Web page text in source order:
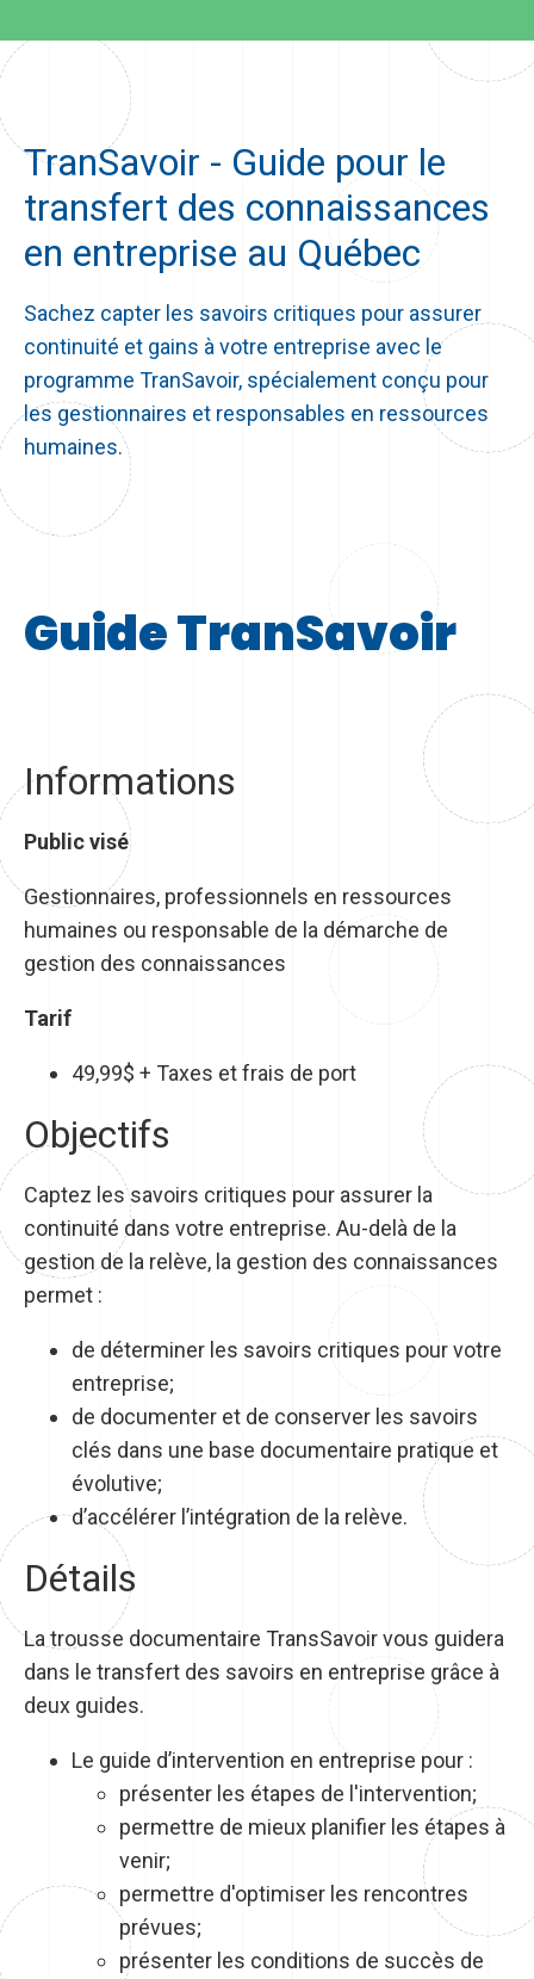
TranSavoir - Guide pour le
transfert des connaissances
en entreprise au Québec
Sachez capter les savoirs critiques pour assurer
continuité et gains à votre entreprise avec le
programme TranSavoir, spécialement conçu pour
les gestionnaires et responsables en ressources
humaines.
Guide TranSavoir
Informations
Public visé
Gestionnaires, professionnels en ressources
humaines ou responsable de la démarche de
gestion des connaissances
Tarif
49,99$ + Taxes et frais de port
Objectifs
Captez les savoirs critiques pour assurer la
continuité dans votre entreprise. Au-delà de la
gestion de la relève, la gestion des connaissances
permet :
de déterminer les savoirs critiques pour votre
entreprise;
de documenter et de conserver les savoirs
clés dans une base documentaire pratique et
évolutive;
d’accélérer l’intégration de la relève.
Détails
La trousse documentaire TransSavoir vous guidera
dans le transfert des savoirs en entreprise grâce à
deux guides.
Le guide d’intervention en entreprise pour :
​présenter les étapes de l'intervention;
permettre de mieux planifier les étapes à
venir;
permettre d'optimiser les rencontres
prévues;
présenter les conditions de succès de